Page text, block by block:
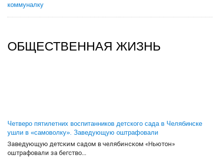
коммуналку
ОБЩЕСТВЕННАЯ ЖИЗНЬ
Четверо пятилетних воспитанников детского сада в Челябинске
ушли в «самоволку». Заведующую оштрафовали
Заведующую детским садом в челябинском «Ньютон»
оштрафовали за бегство...